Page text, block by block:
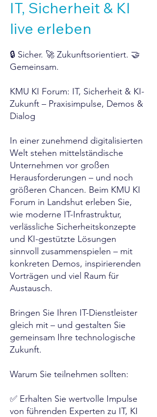
IT, Sicherheit & KI
live erleben
🔒 Sicher. 🚀 Zukunftsorientiert. 🤝
Gemeinsam.
KMU KI Forum: IT, Sicherheit & KI-
Zukunft – Praxisimpulse, Demos &
Dialog
In einer zunehmend digitalisierten
Welt stehen mittelständische
Unternehmen vor großen
Herausforderungen – und noch
größeren Chancen. Beim KMU KI
Forum in Landshut erleben Sie,
wie moderne IT-Infrastruktur,
verlässliche Sicherheitskonzepte
und KI-gestützte Lösungen
sinnvoll zusammenspielen – mit
konkreten Demos, inspirierenden
Vorträgen und viel Raum für
Austausch.
Bringen Sie Ihren IT-Dienstleister
gleich mit – und gestalten Sie
gemeinsam Ihre technologische
Zukunft.
Warum Sie teilnehmen sollten:
✅ Erhalten Sie wertvolle Impulse
von führenden Experten zu IT, KI